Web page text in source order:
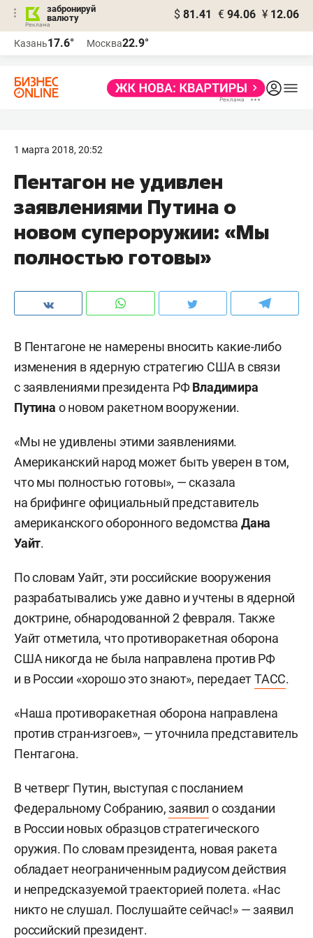
забронируй
валюту
$ 81.41 € 94.06 ¥ 12.06
Казань17.6° Москва22.9°
1 марта 2018, 20:52
Пентагон не удивлен
заявлениями Путина о
новом супероружии: «Мы
полностью готовы»
В Пентагоне не намерены вносить какие-либо
изменения в ядерную стратегию США в связи
с заявлениями президента РФВладимира
Путина о новом ракетном вооружении.
«Мы не удивлены этими заявлениями.
Американский народ может быть уверен в том,
что мы полностью готовы», — сказала
на брифинге официальный представитель
американского оборонного ведомства Дана
Уайт.
По словам Уайт, эти российские вооружения
разрабатывались уже давно и учтены в ядерной
доктрине, обнародованной 2 февраля. Также
Уайт отметила, что противоракетная оборона
США никогда не была направлена против РФ
и в России «хорошо это знают», передаетТАСС.
«Наша противоракетная оборона направлена
против стран-изгоев», — уточнила представитель
Пентагона.
В четверг Путин, выступая с посланием
Федеральному Собранию,заявил о создании
в России новых образцов стратегического
оружия. По словам президента, новая ракета
обладает неограниченным радиусом действия
и непредсказуемой траекторией полета. «Нас
никто не слушал. Послушайте сейчас!» — заявил
российский президент.